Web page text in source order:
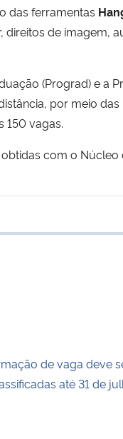
das ferramentas
direitos de imagem,
(Prograd) e a
por meio
150 vagas.
com o Núcleo
transferência
de vaga deve
até 31 de